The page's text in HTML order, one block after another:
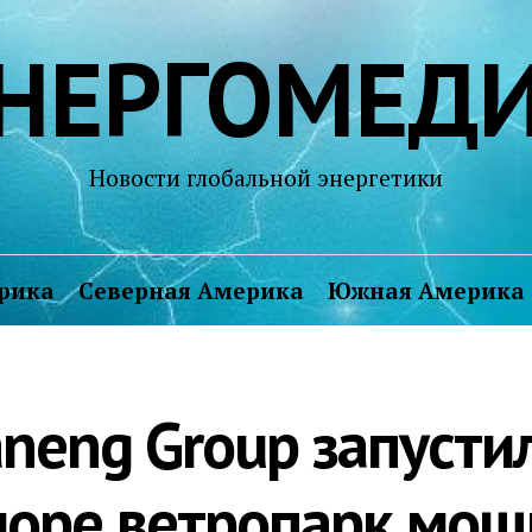
Новости глобальной энергетики
Северная Америка Южная Америка
Group